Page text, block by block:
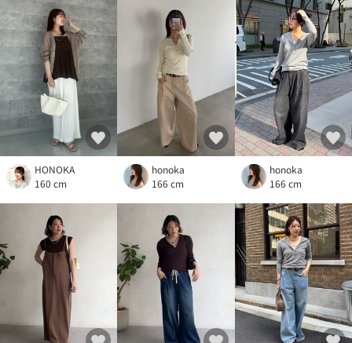
HONOKA
160 cm
honoka
166 cm
honoka
166 cm